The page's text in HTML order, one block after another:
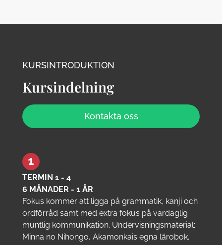
KURSINTRODUKTION
Kursindelning
Kontakta oss
TERMIN 1 - 4
6 MÅNADER - 1 ÅR
Fokus kommer att ligga på grammatik, kanji och
ordförråd samt med extra fokus på vardaglig
muntlig kommunikation. Undervisningsmaterial:
Minna no Nihongo, Akamonkais egna lärobok.